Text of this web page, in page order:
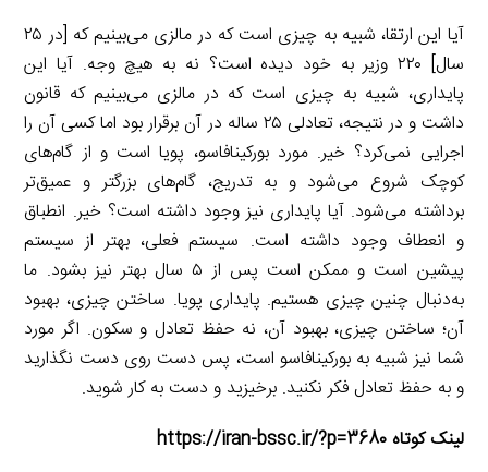
آیا این ارتقا، شبیه به چیزی است که در مالزی می‌بینیم که [در ۲۵
سال] ۲۲۰ وزیر به خود دیده است؟ نه به هیچ وجه. آیا این
پایداری، شبیه به چیزی است که در مالزی می‌بینیم که قانون
داشت و در نتیجه، تعادلی ۲۵ ساله در آن برقرار بود اما کسی آن را
اجرایی نمی‌کرد؟ خیر. مورد بورکینافاسو، پویا است و از گام‌های
کوچک شروع می‌شود و به تدریج، گام‌های بزرگتر و عمیق‌تر
برداشته می‌شود. آیا پایداری نیز وجود داشته است؟ خیر. انطباق
و انعطاف وجود داشته است. سیستم فعلی، بهتر از سیستم
پیشین است و ممکن است پس از ۵ سال بهتر نیز بشود. ما
به‌دنبال چنین چیزی هستیم. پایداری پویا. ساختن چیزی، بهبود
آن؛ ساختن چیزی، بهبود آن، نه حفظ تعادل و سکون. اگر مورد
شما نیز شبیه به بورکینافاسو است، پس دست روی دست نگذارید
و به حفظ تعادل فکر نکنید. برخیزید و دست به کار شوید.
لینک کوتاه https://iran-bssc.ir/?p=3680